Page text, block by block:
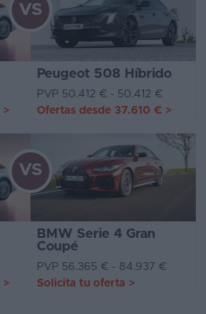
Peugeot 508 Híbrido
VS
PVP 50.412 € - 50.412 €
> Ofertas desde 37.610 € >
BMW Serie 4 Gran
Coupé
VS
PVP 56.365 € - 84.937 €
> Solicita tu oferta >